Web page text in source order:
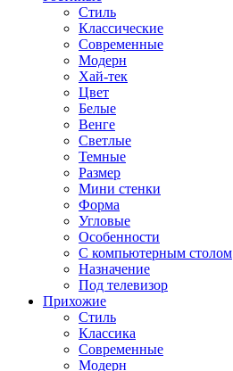
Стиль
Классические
Современные
Модерн
Хай-тек
Цвет
Белые
Венге
Светлые
Темные
Размер
Мини стенки
Форма
Угловые
Особенности
С компьютерным столом
Назначение
Под телевизор
Прихожие
Стиль
Классика
Современные
Модерн